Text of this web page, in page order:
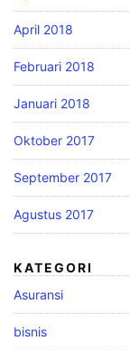
April 2018
Februari 2018
Januari 2018
Oktober 2017
September 2017
Agustus 2017
KATEGORI
Asuransi
bisnis